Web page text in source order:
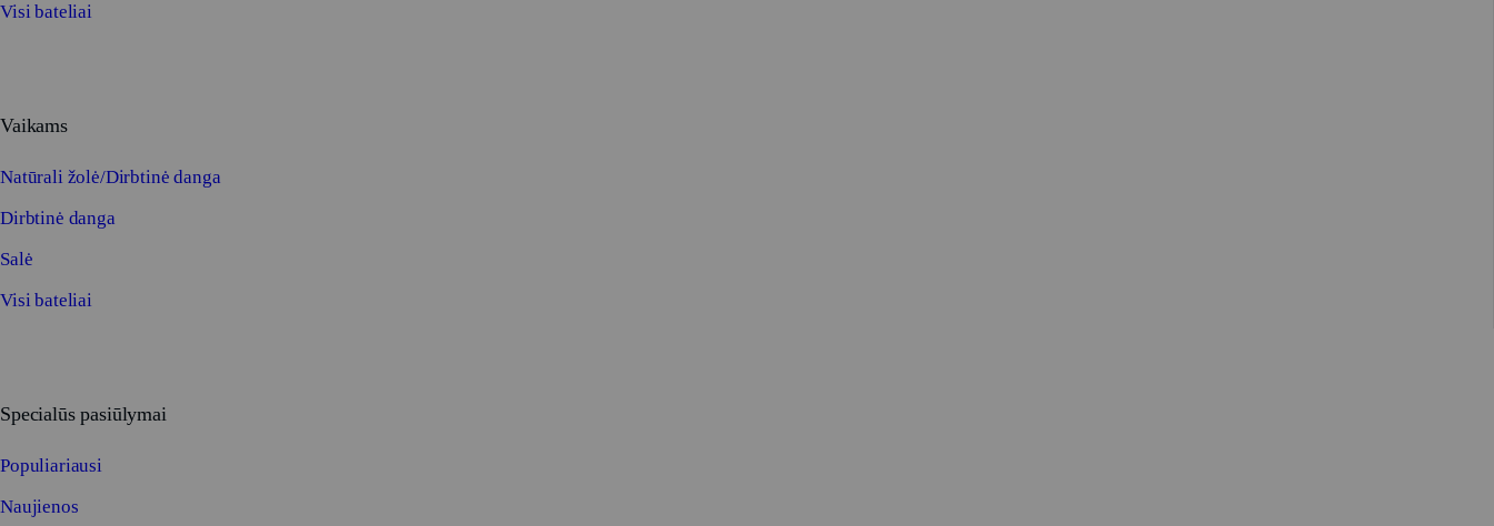
Visi bateliai
Vaikams
Natūrali žolė/Dirbtinė danga
Dirbtinė danga
Salė
Visi bateliai
Specialūs pasiūlymai
Populiariausi
Naujienos